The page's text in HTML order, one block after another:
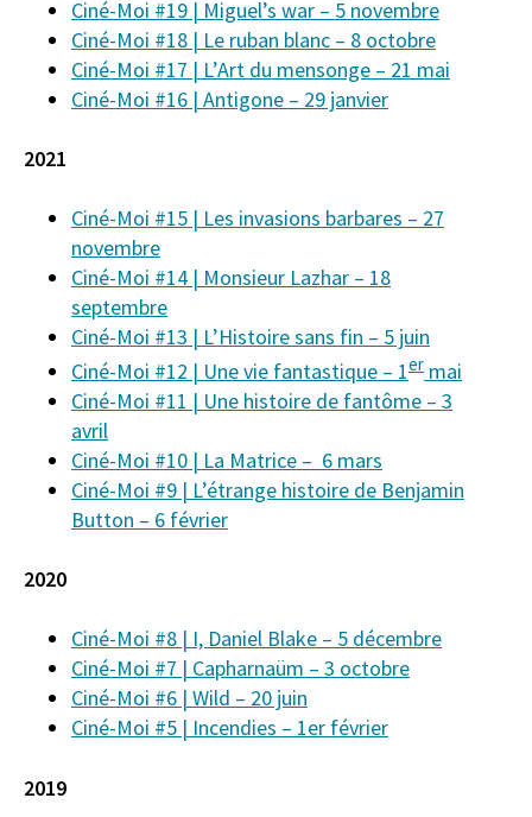
Ciné-Moi #19 | Miguel’s war – 5 novembre
Ciné-Moi #18 | Le ruban blanc – 8 octobre
Ciné-Moi #17 | L’Art du mensonge – 21 mai
Ciné-Moi #16 | Antigone – 29 janvier
2021
Ciné-Moi #15 | Les invasions barbares – 27
novembre
Ciné-Moi #14 | Monsieur Lazhar – 18
septembre
Ciné-Moi #13 | L’Histoire sans fin – 5 juin
Ciné-Moi #12 | Une vie fantastique – 1er mai
Ciné-Moi #11 | Une histoire de fantôme – 3
avril
Ciné-Moi #10 | La Matrice – 6 mars
Ciné-Moi #9 | L’étrange histoire de Benjamin
Button – 6 février
2020
Ciné-Moi #8 | I, Daniel Blake – 5 décembre
Ciné-Moi #7 | Capharnaüm – 3 octobre
Ciné-Moi #6 | Wild – 20 juin
Ciné-Moi #5 | Incendies – 1er février
2019